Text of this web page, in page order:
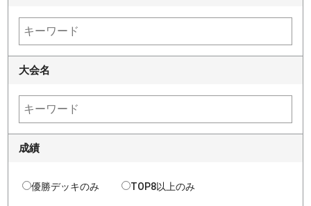
大会名
成績
優勝デッキのみ TOP8以上のみ